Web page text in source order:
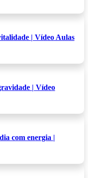
| Vídeo Aulas
| Vídeo
com energia |